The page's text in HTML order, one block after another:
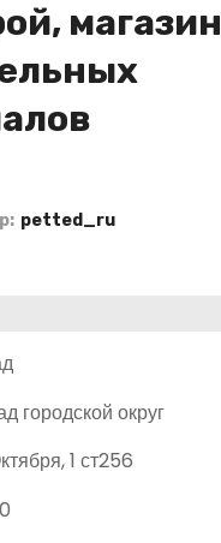
магазин
petted_ru
городской округ
1 ст256